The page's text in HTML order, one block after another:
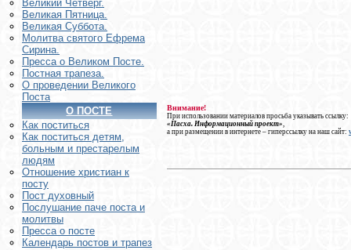
Великий Четверг.
Великая Пятница.
Великая Суббота.
Молитва святого Ефрема
Сирина.
Пресса о Великом Посте.
Постная трапеза.
О проведении Великого
Поста
О ПОСТЕ
Как поститься
Как поститься детям,
больным и престарелым
людям
Отношение христиан к
посту
Пост духовный
Послушание паче поста и
молитвы
Пресса о посте
Календарь постов и трапез
Внимание!
При использовании материалов просьба указывать ссылку:
«Пасха. Информационный проект»,
а при размещении в интернете – гиперссылку на наш сайт: